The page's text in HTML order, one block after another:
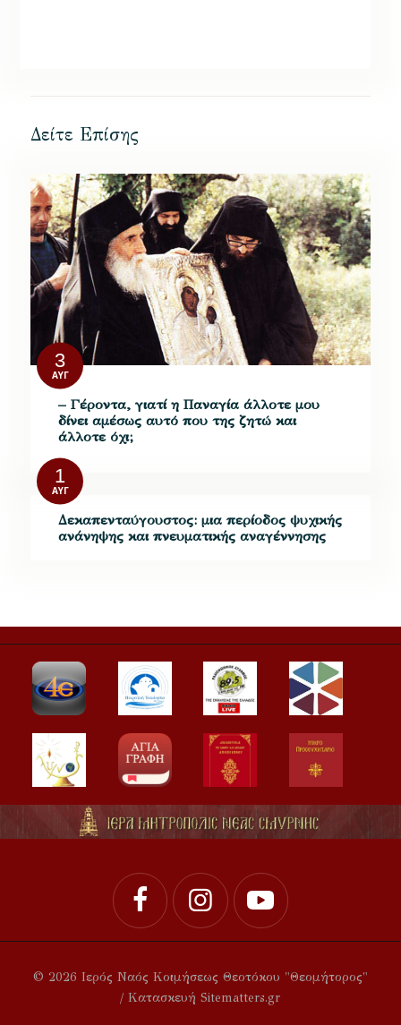
Δείτε Επίσης
3
ΑΥΓ
– Γέροντα, γιατί η Παναγία άλλοτε µου
δίνει αµέσως αυτό που της ζητώ και
άλλοτε όχι;
1
ΑΥΓ
Δεκαπενταύγουστος: μια περίοδος ψυχικής
ανάνηψης και πνευματικής αναγέννησης
© 2026 Ιερός Ναός Κοιμήσεως Θεοτόκου "Θεομήτορος"
/ Κατασκευή Sitematters.gr